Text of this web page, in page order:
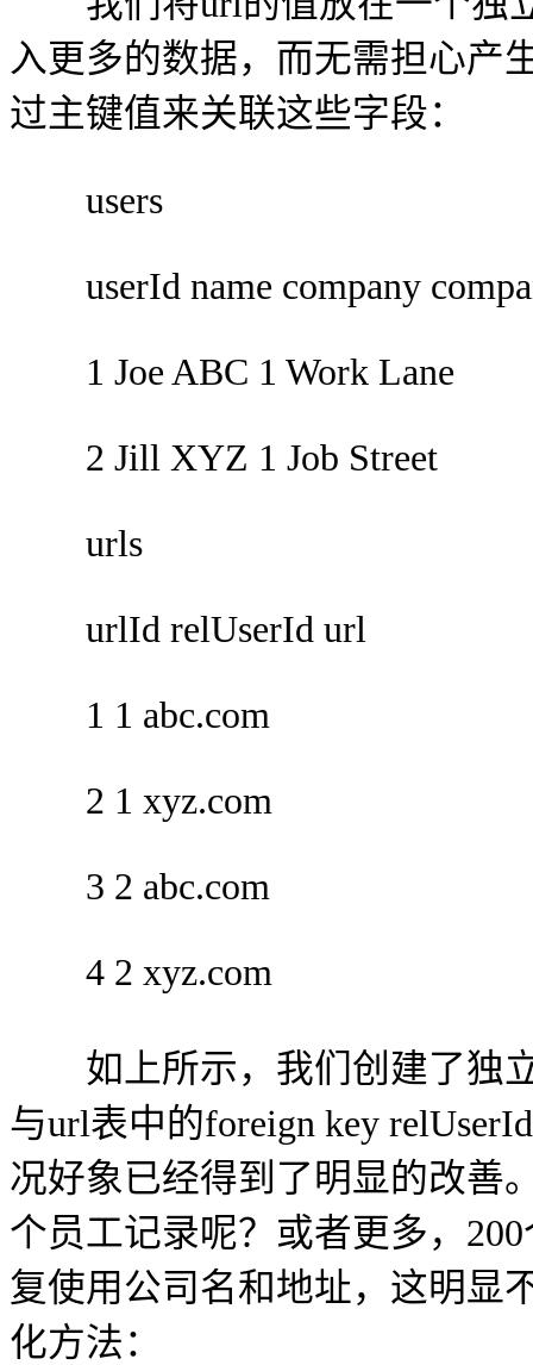
入更多的数据，而无需担心产
过主键值来关联这些字段：
users
userId name company
1 Joe ABC 1 Work Lane
2 Jill XYZ 1 Job Street
urls
urlId relUserId url
1 1 abc.com
2 1 xyz.com
3 2 abc.com
4 2 xyz.com
如上所示，我们创建了独立
与url表中的foreign key
况好象已经得到了明显的改善
个员工记录呢？或者更多，
复使用公司名和地址，这明显
化方法：